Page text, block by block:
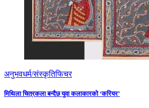
अनुभवधर्म/संस्कृतिफिचर
मिथिला चित्रकला बन्दैछ युवा कलाकारको ‘करियर’